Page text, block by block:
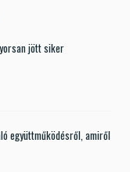
jött siker
együttműködésről, amiről